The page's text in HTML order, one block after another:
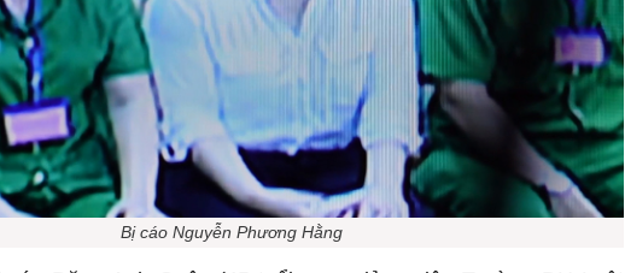
Bị cáo Nguyễn Phương Hằng